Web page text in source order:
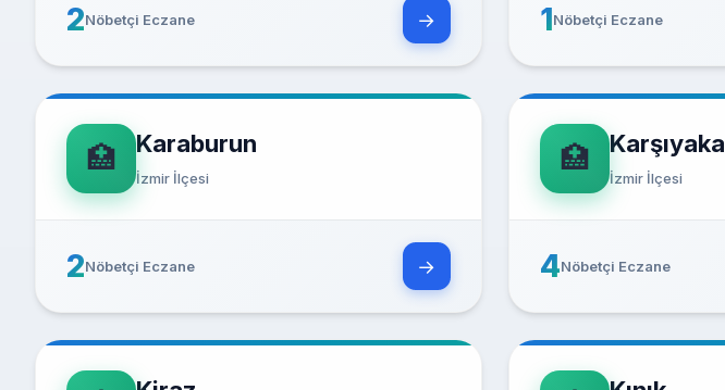
2Nöbetçi Eczane → 1Nöbetçi Eczane
🏥 Karaburun
İzmir İlçesi
2Nöbetçi Eczane →
🏥 Karşıyaka
İzmir İlçesi
4Nöbetçi Eczane